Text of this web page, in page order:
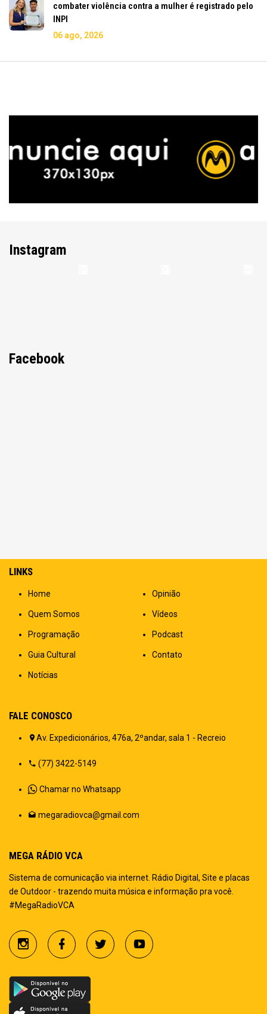
combater violência contra a mulher é registrado pelo
INPI
06 ago, 2026
Instagram
Facebook
LINKS
Home
Quem Somos
Programação
Guia Cultural
Notícias
Opinião
Vídeos
Podcast
Contato
FALE CONOSCO
Av. Expedicionários, 476a, 2ºandar, sala 1 - Recreio
(77) 3422-5149
Chamar no Whatsapp
megaradiovca@gmail.com
MEGA RÁDIO VCA
Sistema de comunicação via internet. Rádio Digital, Site e placas
de Outdoor - trazendo muita música e informação pra você.
#MegaRadioVCA